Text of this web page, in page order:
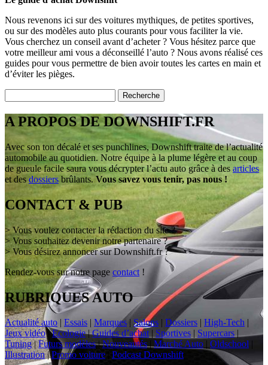
Nous revenons ici sur des voitures mythiques, de petites sportives,
ou sur des modèles auto plus courants pour vous faciliter la vie.
Vous cherchez un conseil avant d’acheter ? Vous hésitez parce que
votre meilleur ami vous a déconseillé l’auto ? Nous avons réalisé ces
guides pour vous permettre de bien avoir toutes les cartes en main et
d’éviter les pièges.
A PROPOS DE DOWNSHIFT.FR
Avec son ton décalé et ses punchlines, Downshift traite de l’actualité
automobile au quotidien. Notre équipe à la plume légère et au coup
de gueule facile saura vous décrypter l’actu auto grâce à des articles
et des dossiers brûlants. Vous savez vous tenir, pas nous !
CONTACT & PUB
> Vous voulez contacter la rédaction du site ?
> Vous souhaitez devenir notre partenaire ?
> Vous désirez annoncer sur Downshift.fr ?
Rendez-vous sur notre page contact !
RUBRIQUES AUTO
Actualité auto | Essais | Marques |Salons | Dossiers | High-Tech |
Jeux vidéo|Ecologie|Guides d’achat| Sportives | Supercars |
Tuning|Futurs modèles|Nouveautés|Marché Auto | Oldschool |
Illustration|Promo voiture Podcast Downshift